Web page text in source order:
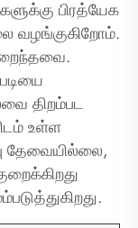
பிரத்யேக
வழங்குகிறோம்.
திறம்பட
உள்ள
தேவையில்லை,